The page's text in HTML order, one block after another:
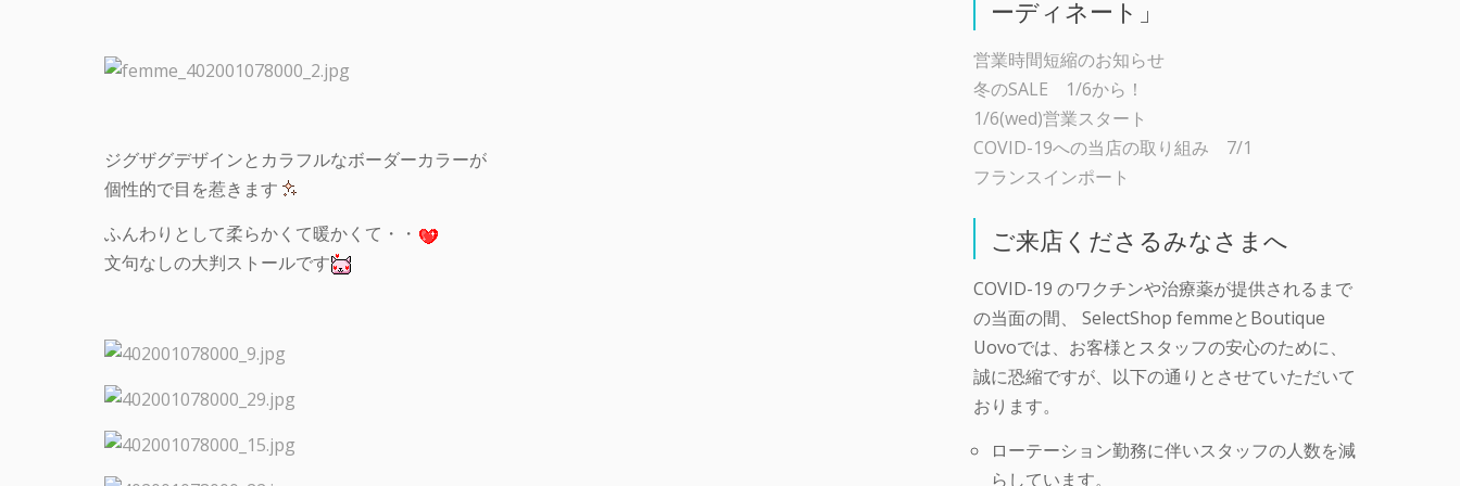
ジグザグデザインとカラフルなボーダーカラーが
個性的で目を惹きます
ふんわりとして柔らかくて暖かくて・・
文句なしの大判ストールです
ーディネート」
営業時間短縮のお知らせ
冬のSALE 1/6から！
1/6(wed)営業スタート
COVID-19への当店の取り組み 7/1
フランスインポート
ご来店くださるみなさまへ
COVID-19 のワクチンや治療薬が提供されるまで
の当面の間、 SelectShop femmeとBoutique
Uovoでは、お客様とスタッフの安心のために、
誠に恐縮ですが、以下の通りとさせていただいて
おります。
ローテーション勤務に伴いスタッフの人数を減
らしています。